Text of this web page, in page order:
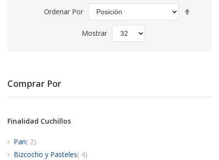
Ordenar Por
Mostrar
Comprar Por
Finalidad Cuchillos
Pan 2artículos
Bizcocho y Pasteles 4artículos